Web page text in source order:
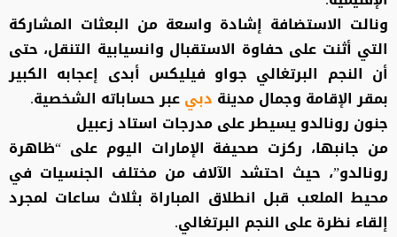
ونالت الاستضافة إشادة واسعة من البعثات المشاركة
التي أثنت على حفاوة الاستقبال وانسيابية التنقل، حتى
أن النجم البرتغالي جواو فيليكس أبدى إعجابه الكبير
بمقر الإقامة وجمال مدينة دبيعبر حساباته الشخصية.
جنون رونالدو يسيطر على مدرجات استاد زعبيل
من جانبها، ركزت صحيفة الإمارات اليوم على “ظاهرة
رونالدو”، حيث احتشد الآلاف من مختلف الجنسيات في
محيط الملعب قبل انطلاق المباراة بثلاث ساعات لمجرد
إلقاء نظرة على النجم البرتغالي.